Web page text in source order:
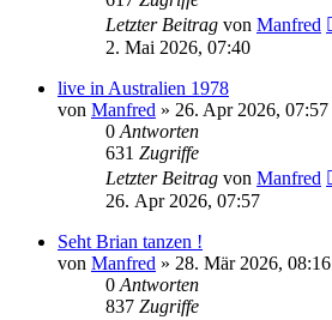
Letzter Beitrag von Manfred
2. Mai 2026, 07:40
live in Australien 1978
von Manfred » 26. Apr 2026, 07:57
0 Antworten
631 Zugriffe
Letzter Beitrag von Manfred
26. Apr 2026, 07:57
Seht Brian tanzen !
von Manfred » 28. Mär 2026, 08:16
0 Antworten
837 Zugriffe